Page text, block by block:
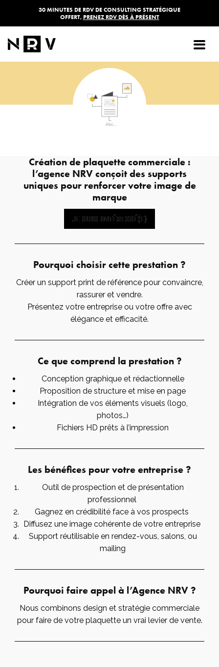
30 MINUTES DE RDV DE CONSULTING STRATÉGIQUE
OFFERT, PRENEZ RDV DÈS À PRÉSENT
Plaquette commerciale
Création de plaquette commerciale :
l’agence NRV conçoit des supports
uniques pour renforcer votre image de
marque
JE SUIS INTÉRESSÉ(E)
JE SUIS INTÉRESSÉ(E)
Pourquoi choisir cette prestation ?
Créer un support print de référence pour convaincre,
rassurer et vendre.
Présentez votre entreprise ou votre offre avec
élégance et efficacité.
Ce que comprend la prestation ?
Conception graphique et rédactionnelle
Proposition de structure et mise en page
Intégration de vos éléments visuels (logo,
photos…)
Fichiers HD prêts à l’impression
Les bénéfices pour votre entreprise ?
Outil de prospection et de présentation
professionnel
Gagnez en crédibilité face à vos prospects
Diffusez une image cohérente de votre entreprise
Support réutilisable en rendez-vous, salons, ou
mailing
Pourquoi faire appel à l’Agence NRV ?
Nous combinons design et stratégie commerciale
pour faire de votre plaquette un vrai levier de vente.